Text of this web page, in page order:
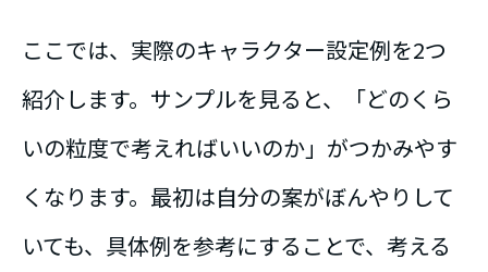
ここでは、実際のキャラクター設定例を2つ
紹介します。サンプルを見ると、「どのくら
いの粒度で考えればいいのか」がつかみやす
くなります。最初は自分の案がぼんやりして
いても、具体例を参考にすることで、考える